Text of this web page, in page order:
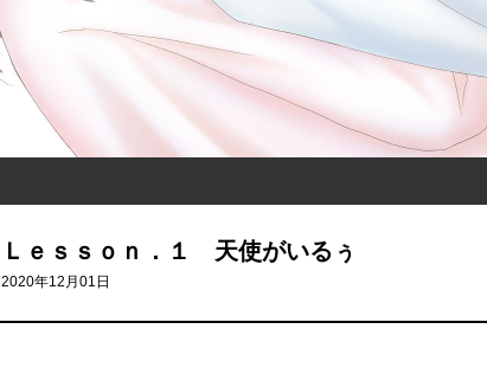
Ｌｅｓｓｏｎ．１ 天使がいるぅ
2020年12月01日